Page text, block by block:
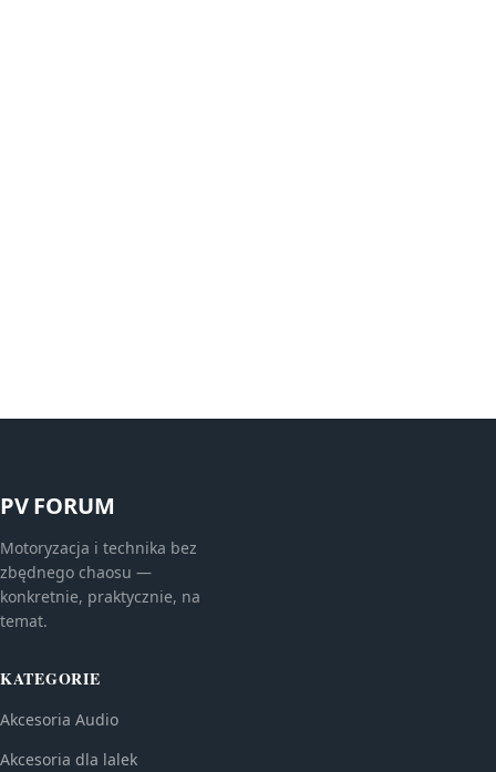
PV FORUM
Motoryzacja i technika bez
zbędnego chaosu —
konkretnie, praktycznie, na
temat.
KATEGORIE
Akcesoria Audio
Akcesoria dla lalek